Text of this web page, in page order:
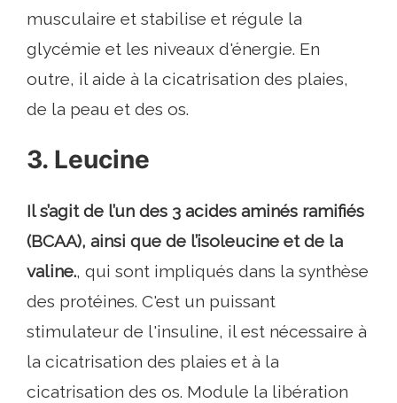
musculaire et stabilise et régule la
glycémie et les niveaux d'énergie. En
outre, il aide à la cicatrisation des plaies,
de la peau et des os.
3. Leucine
Il s’agit de l’un des 3 acides aminés ramifiés
(BCAA), ainsi que de l’isoleucine et de la
valine., qui sont impliqués dans la synthèse
des protéines. C'est un puissant
stimulateur de l'insuline, il est nécessaire à
la cicatrisation des plaies et à la
cicatrisation des os. Module la libération